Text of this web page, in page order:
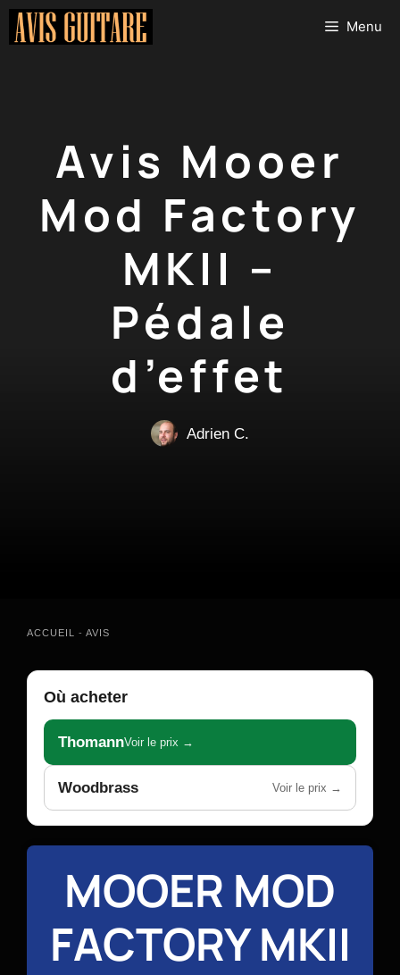
Aller
Menu
Avis Mooer
Mod Factory
MKII –
Pédale
d’effet
Adrien C.
ACCUEIL - AVIS
Où acheter
ThomannVoir le prix →
Woodbrass Voir le prix →
MOOER MOD
FACTORY MKII